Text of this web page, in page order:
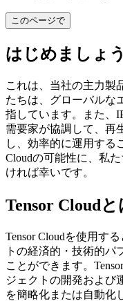
このページで
はじめましょ
これは、当社の主力製
たちは、グローバルな
指しています。また、
需要家が協調して、再
し、効率的に運用する
Cloudの可能性に、私
ければ幸いです。
Tensor Cloudと
Tensor Cloudを使用す
トの経済的・技術的パ
ことができます。
ジェクトの開発および
を簡略化または自動化